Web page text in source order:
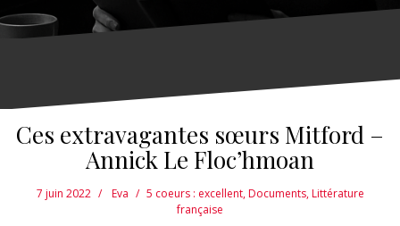
Ces extravagantes sœurs Mitford –
Annick Le Floc’hmoan
7 juin 2022 Eva 5 coeurs : excellent,Documents,Littérature
française